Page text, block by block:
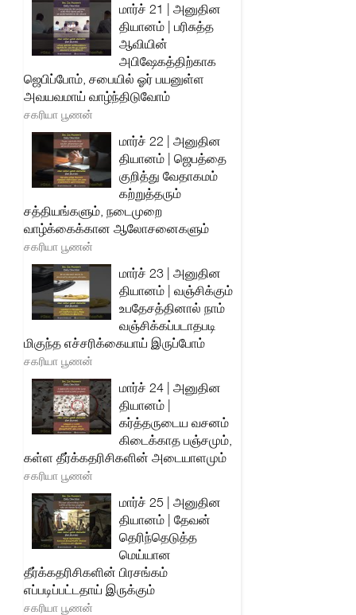
மார்ச் 21 | அனுதின
தியானம் | பரிசுத்த
ஆவியின்
அபிஷேகத்திற்காக
ஜெபிப்போம், சபையில் ஓர் பயனுள்ள
அவயவமாய் வாழ்ந்திடுவோம்
சகரியா பூணன்
மார்ச் 22 | அனுதின
தியானம் | ஜெபத்தை
குறித்து வேதாகமம்
கற்றுத்தரும்
சத்தியங்களும், நடைமுறை
வாழ்க்கைக்கான ஆலோசனைகளும்
சகரியா பூணன்
மார்ச் 23 | அனுதின
தியானம் | வஞ்சிக்கும்
உபதேசத்தினால் நாம்
வஞ்சிக்கப்படாதபடி
மிகுந்த எச்சரிக்கையாய் இருப்போம்
சகரியா பூணன்
மார்ச் 24 | அனுதின
தியானம் |
கர்த்தருடைய வசனம்
கிடைக்காத பஞ்சமும்,
கள்ள தீர்க்கதரிசிகளின் அடையாளமும்
சகரியா பூணன்
மார்ச் 25 | அனுதின
தியானம் | தேவன்
தெரிந்தெடுத்த
மெய்யான
தீர்க்கதரிசிகளின் பிரசங்கம்
எப்படிப்பட்டதாய் இருக்கும்
சகரியா பூணன்